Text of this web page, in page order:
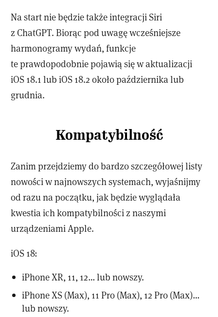
Na start nie będzie także integracji Siri
z ChatGPT. Biorąc pod uwagę wcześniejsze
harmonogramy wydań, funkcje
te prawdopodobnie pojawią się w aktualizacji
iOS 18.1 lub iOS 18.2 około października lub
grudnia.
Kompatybilność
Zanim przejdziemy do bardzo szczegółowej listy
nowości w najnowszych systemach, wyjaśnijmy
od razu na początku, jak będzie wyglądała
kwestia ich kompatybilności z naszymi
urządzeniami Apple.
iOS 18:
iPhone XR, 11, 12… lub nowszy.
iPhone XS (Max), 11 Pro (Max), 12 Pro (Max)…
lub nowszy.